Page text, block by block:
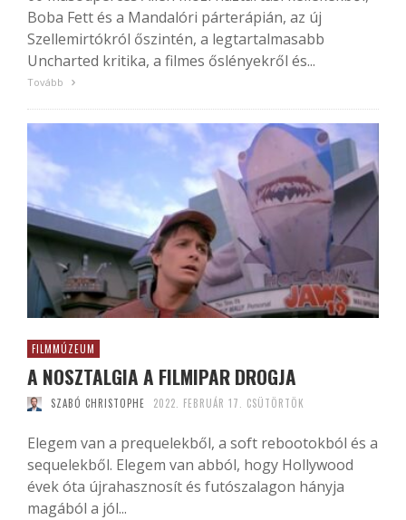
Boba Fett és a Mandalóri párterápián, az új
Szellemirtókról őszintén, a legtartalmasabb
Uncharted kritika, a filmes őslényekről és...
Tovább
FILMMÚZEUM
A NOSZTALGIA A FILMIPAR DROGJA
SZABÓ CHRISTOPHE 2022. FEBRUÁR 17. CSÜTÖRTÖK
Elegem van a prequelekből, a soft rebootokból és a
sequelekből. Elegem van abból, hogy Hollywood
évek óta újrahasznosít és futószalagon hányja
magából a jól...